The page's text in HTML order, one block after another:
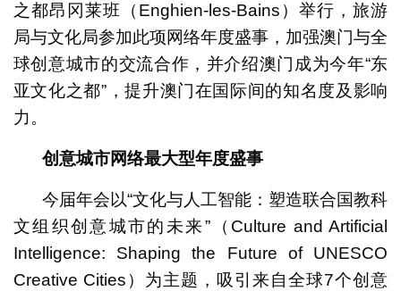
之都昂冈莱班（Enghien-les-Bains）举行，旅游
局与文化局参加此项网络年度盛事，加强澳门与全
球创意城市的交流合作，并介绍澳门成为今年“东
亚文化之都”，提升澳门在国际间的知名度及影响
力。
创意城市网络最大型年度盛事
今届年会以“文化与人工智能：塑造联合国教科
文组织创意城市的未来”（Culture and Artificial
Intelligence: Shaping the Future of UNESCO
Creative Cities）为主题，吸引来自全球7个创意